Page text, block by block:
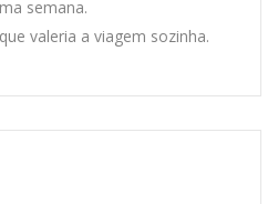
semana.
valeria a viagem sozinha.